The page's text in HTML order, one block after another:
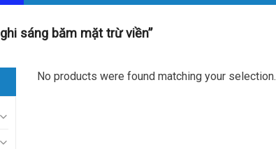
sáng băm mặt trừ viền”
No products were found matching your selection.